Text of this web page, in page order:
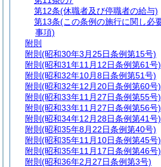
第12条(休職者及び停職者の給与)
第13条(この条例の施行に関し必
事項)
附則
附則 (昭和30年3月25日条例第15号)
附則 (昭和31年11月12日条例第61号)
附則 (昭和32年10月8日条例第51号)
附則 (昭和32年12月20日条例第60号)
附則 (昭和33年11月27日条例第55号)
附則 (昭和33年11月27日条例第56号)
附則 (昭和34年12月28日条例第41号)
附則 (昭和35年8月22日条例第40号)
附則 (昭和35年11月10日条例第45号)
附則 (昭和35年11月17日条例第46号)
附則 (昭和36年2月27日条例第3号)